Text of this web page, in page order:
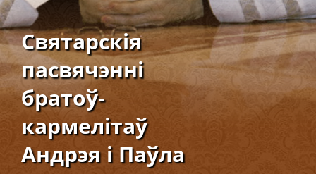
Cвятарскія
пасвячэнні
братоў-
кармелітаў
Андрэя і Паўла